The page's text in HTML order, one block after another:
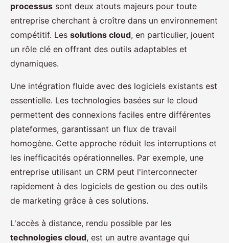
processus sont deux atouts majeurs pour toute
entreprise cherchant à croître dans un environnement
compétitif. Les solutions cloud, en particulier, jouent
un rôle clé en offrant des outils adaptables et
dynamiques.
Une intégration fluide avec des logiciels existants est
essentielle. Les technologies basées sur le cloud
permettent des connexions faciles entre différentes
plateformes, garantissant un flux de travail
homogène. Cette approche réduit les interruptions et
les inefficacités opérationnelles. Par exemple, une
entreprise utilisant un CRM peut l'interconnecter
rapidement à des logiciels de gestion ou des outils
de marketing grâce à ces solutions.
L'accès à distance, rendu possible par les
technologies cloud, est un autre avantage qui